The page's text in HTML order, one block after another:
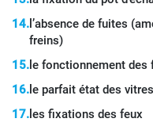
l’absence de fuites
freins)
le fonctionnement des
le parfait état des
les fixations des feux